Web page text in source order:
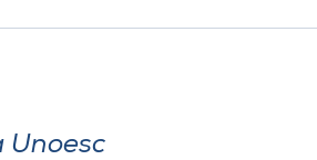
Unoesc